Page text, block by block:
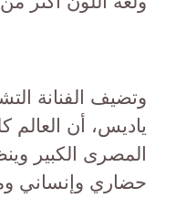
وتضيف الفنانة
ياديس، أن العالم
المصرى الكبير
حضاري وإنساني